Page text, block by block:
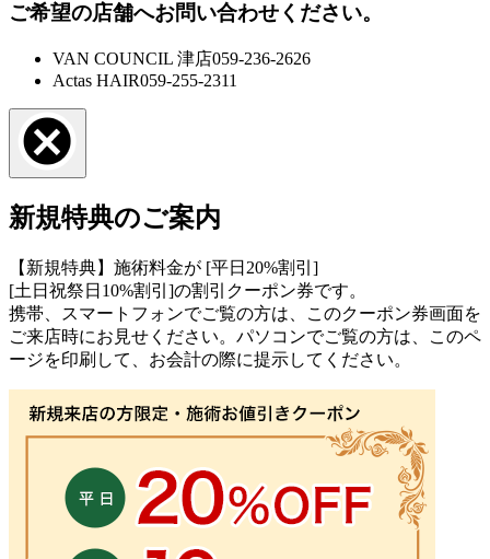
ご希望の店舗へお問い合わせください。
VAN COUNCIL 津店059-236-2626
Actas HAIR059-255-2311
新規特典のご案内
【新規特典】施術料金が [平日20%割引]
[土日祝祭日10%割引]の割引クーポン券です。
携帯、スマートフォンでご覧の方は、このクーポン券画面を
ご来店時にお見せください。パソコンでご覧の方は、このペ
ージを印刷して、お会計の際に提示してください。